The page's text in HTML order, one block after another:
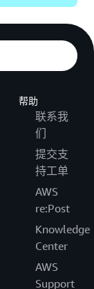
帮助
联系我
们
提交支
持工单
AWS
re:Post
Knowledge
Center
AWS
Support